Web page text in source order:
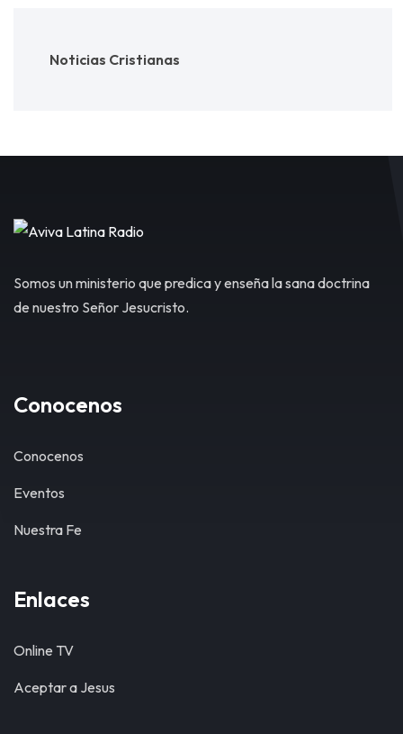
Noticias Cristianas
Somos un ministerio que predica y enseña la sana doctrina
de nuestro Señor Jesucristo.
Conocenos
Conocenos
Eventos
Nuestra Fe
Enlaces
Online TV
Aceptar a Jesus